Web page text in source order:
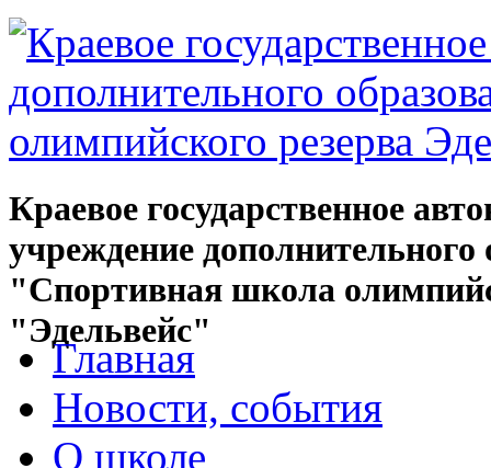
Краевое государственное
учреждение дополнительного
"Спортивная школа
"Эдельвейс"
Главная
Новости, события
О школе